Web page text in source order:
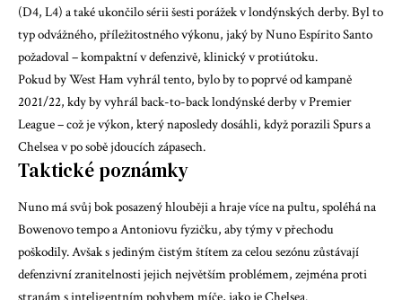
(D4, L4) a také ukončilo sérii šesti porážek v londýnských derby. Byl to
typ odvážného, ​​příležitostného výkonu, jaký by Nuno Espírito Santo
požadoval – kompaktní v defenzivě, klinický v protiútoku.
Pokud by West Ham vyhrál tento, bylo by to poprvé od kampaně
2021/22, kdy by vyhrál back-to-back londýnské derby v Premier
League – což je výkon, který naposledy dosáhli, když porazili Spurs a
Chelsea v po sobě jdoucích zápasech.
Taktické poznámky
Nuno má svůj bok posazený hlouběji a hraje více na pultu, spoléhá na
Bowenovo tempo a Antoniovu fyzičku, aby týmy v přechodu
poškodily. Avšak s jediným čistým štítem za celou sezónu zůstávají
defenzivní zranitelnosti jejich největším problémem, zejména proti